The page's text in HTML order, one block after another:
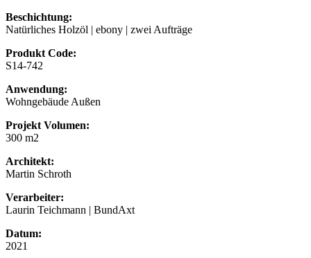
Beschichtung:
Natürliches Holzöl | ebony | zwei Aufträge
Produkt Code:
S14-742
Anwendung:
Wohngebäude Außen
Projekt Volumen:
300 m2
Architekt:
Martin Schroth
Verarbeiter:
Laurin Teichmann | BundAxt
Datum:
2021